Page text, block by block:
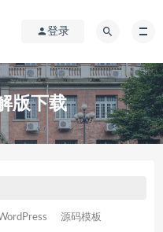
登录
版下载
源码模板